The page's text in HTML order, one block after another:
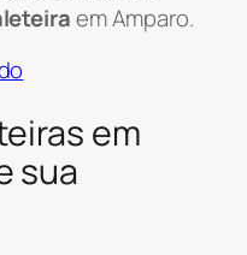
em Amparo.
em
sua